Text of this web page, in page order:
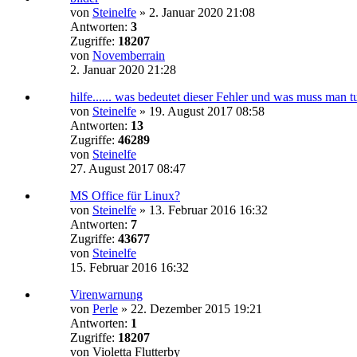
von Steinelfe » 2. Januar 2020 21:08
Antworten: 3
Zugriffe: 18207
von Novemberrain
2. Januar 2020 21:28
hilfe...... was bedeutet dieser Fehler und was muss man
von Steinelfe » 19. August 2017 08:58
Antworten: 13
Zugriffe: 46289
von Steinelfe
27. August 2017 08:47
MS Office für Linux?
von Steinelfe » 13. Februar 2016 16:32
Antworten: 7
Zugriffe: 43677
von Steinelfe
15. Februar 2016 16:32
Virenwarnung
von Perle » 22. Dezember 2015 19:21
Antworten: 1
Zugriffe: 18207
von Violetta Flutterby